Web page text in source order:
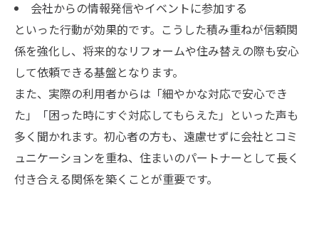
会社からの情報発信やイベントに参加する
といった行動が効果的です。こうした積み重ねが信頼関
係を強化し、将来的なリフォームや住み替えの際も安心
して依頼できる基盤となります。
また、実際の利用者からは「細やかな対応で安心でき
た」「困った時にすぐ対応してもらえた」といった声も
多く聞かれます。初心者の方も、遠慮せずに会社とコミ
ュニケーションを重ね、住まいのパートナーとして長く
付き合える関係を築くことが重要です。